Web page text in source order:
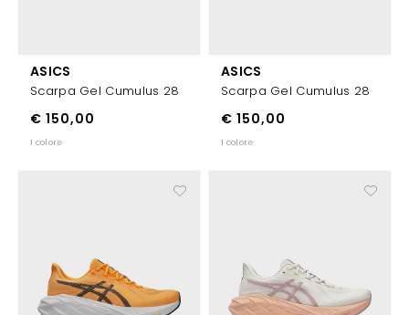
ASICS
Scarpa Gel Cumulus 28
€ 150,00
1 colore
ASICS
Scarpa Gel Cumulus 28
€ 150,00
1 colore